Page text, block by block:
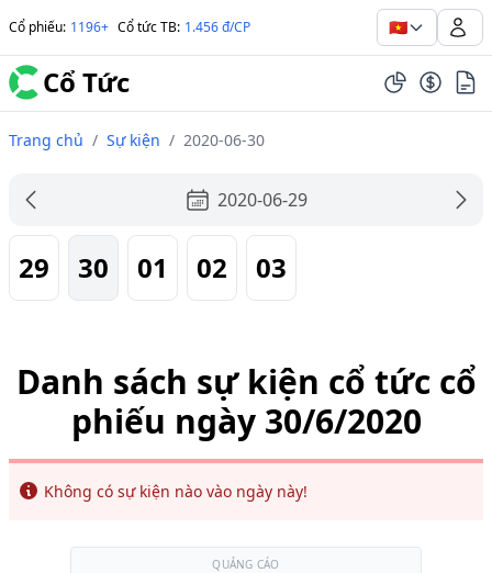
Cổ phiếu: 1196+ Cổ tức TB: 1.456 đ/CP 🇻🇳
Cổ Tức
Trang chủ / Sự kiện / 2020-06-30
2020-06-29
29 30 01 02 03
Danh sách sự kiện cổ tức cổ
phiếu ngày 30/6/2020
Info
Không có sự kiện nào vào ngày này!
QUẢNG CÁO